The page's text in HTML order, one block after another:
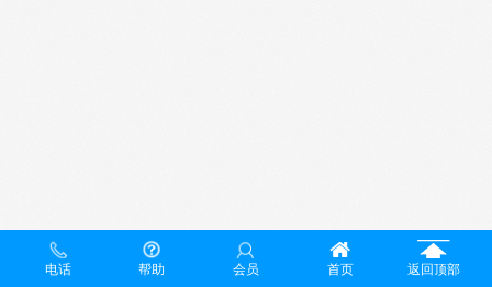
电话 帮助 会员 首页 返回顶部